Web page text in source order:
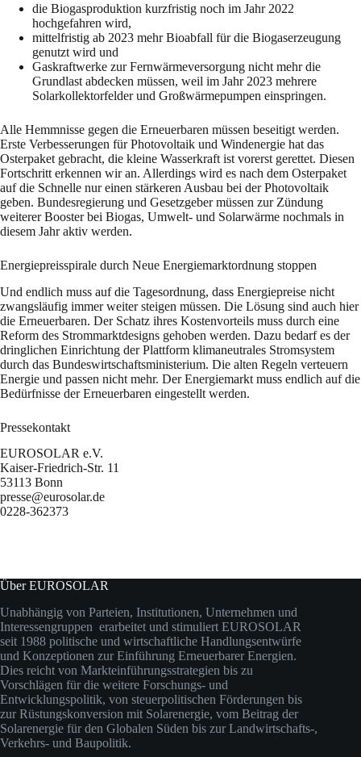
die Biogasproduktion kurzfristig noch im Jahr 2022
hochgefahren wird,
mittelfristig ab 2023 mehr Bioabfall für die Biogaserzeugung
genutzt wird und
Gaskraftwerke zur Fernwärmeversorgung nicht mehr die
Grundlast abdecken müssen, weil im Jahr 2023 mehrere
Solarkollektorfelder und Großwärmepumpen einspringen.
Alle Hemmnisse gegen die Erneuerbaren müssen beseitigt werden.
Erste Verbesserungen für Photovoltaik und Windenergie hat das
Osterpaket gebracht, die kleine Wasserkraft ist vorerst gerettet. Diesen
Fortschritt erkennen wir an. Allerdings wird es nach dem Osterpaket
auf die Schnelle nur einen stärkeren Ausbau bei der Photovoltaik
geben. Bundesregierung und Gesetzgeber müssen zur Zündung
weiterer Booster bei Biogas, Umwelt- und Solarwärme nochmals in
diesem Jahr aktiv werden.
Energiepreisspirale durch Neue Energiemarktordnung stoppen
Und endlich muss auf die Tagesordnung, dass Energiepreise nicht
zwangsläufig immer weiter steigen müssen. Die Lösung sind auch hier
die Erneuerbaren. Der Schatz ihres Kostenvorteils muss durch eine
Reform des Strommarktdesigns gehoben werden. Dazu bedarf es der
dringlichen Einrichtung der Plattform klimaneutrales Stromsystem
durch das Bundeswirtschaftsministerium. Die alten Regeln verteuern
Energie und passen nicht mehr. Der Energiemarkt muss endlich auf die
Bedürfnisse der Erneuerbaren eingestellt werden.
Pressekontakt
EUROSOLAR e.V.
Kaiser-Friedrich-Str. 11
53113 Bonn
presse@eurosolar.de
0228-362373
Über EUROSOLAR
Unabhängig von Parteien, Institutionen, Unternehmen und
Interessengruppen erarbeitet und stimuliert EUROSOLAR
seit 1988 politische und wirtschaftliche Handlungsentwürfe
und Konzeptionen zur Einführung Erneuerbarer Energien.
Dies reicht von Markteinführungsstrategien bis zu
Vorschlägen für die weitere Forschungs- und
Entwicklungspolitik, von steuerpolitischen Förderungen bis
zur Rüstungskonversion mit Solarenergie, vom Beitrag der
Solarenergie für den Globalen Süden bis zur Landwirtschafts-,
Verkehrs- und Baupolitik.